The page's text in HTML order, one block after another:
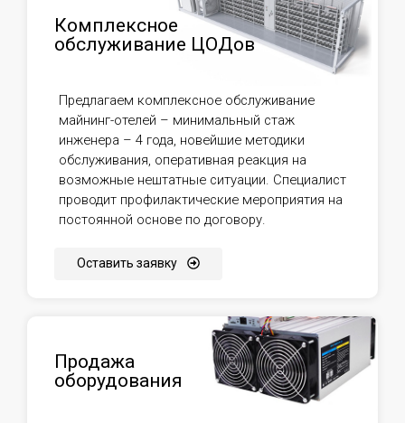
Комплексное
обслуживание ЦОДов
Предлагаем комплексное обслуживание
майнинг-отелей – минимальный стаж
инженера – 4 года, новейшие методики
обслуживания, оперативная реакция на
возможные нештатные ситуации. Специалист
проводит профилактические мероприятия на
постоянной основе по договору.
Оставить заявку
Продажа
оборудования